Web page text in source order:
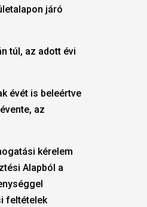
járó
túl, az adott évi
évét is beleértve
az
kérelem
Alapból a
feltételek